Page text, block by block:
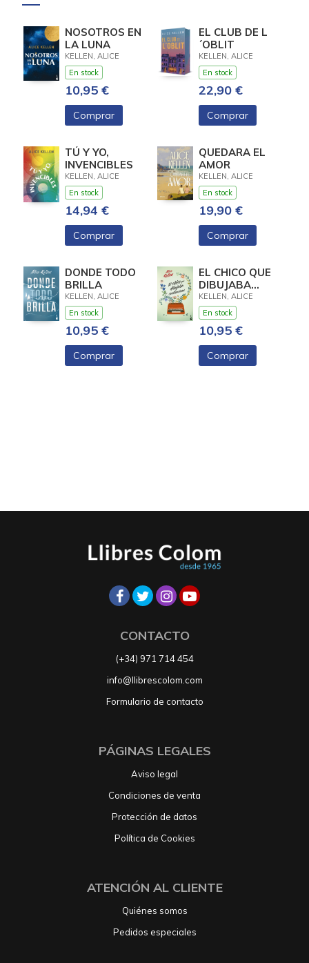
NOSOTROS EN
LA LUNA
KELLEN, ALICE
En stock
10,95 €
Comprar
EL CLUB DE L
´OBLIT
KELLEN, ALICE
En stock
22,90 €
Comprar
TÚ Y YO,
INVENCIBLES
KELLEN, ALICE
En stock
14,94 €
Comprar
QUEDARA EL
AMOR
KELLEN, ALICE
En stock
19,90 €
Comprar
DONDE TODO
BRILLA
KELLEN, ALICE
En stock
10,95 €
Comprar
EL CHICO QUE
DIBUJABA
CONSTELACIONES
KELLEN, ALICE
En stock
10,95 €
Comprar
CONTACTO
(+34) 971 714 454
info@llibrescolom.com
Formulario de contacto
PÁGINAS LEGALES
Aviso legal
Condiciones de venta
Protección de datos
Política de Cookies
ATENCIÓN AL CLIENTE
Quiénes somos
Pedidos especiales